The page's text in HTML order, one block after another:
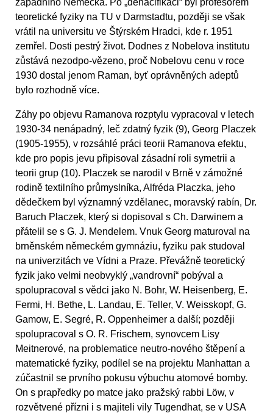
západního Německa. Po „denacifikaci“ byl profesorem
teoretické fyziky na TU v Darmstadtu, později se však
vrátil na universitu ve Štýrském Hradci, kde r. 1951
zemřel. Dosti pestrý život. Dodnes z Nobelova institutu
zůstává nezodpo-vězeno, proč Nobelovu cenu v roce
1930 dostal jenom Raman, byť oprávněných adeptů
bylo rozhodně více.
Záhy po objevu Ramanova rozptylu vypracoval v letech
1930-34 nenápadný, leč zdatný fyzik (9), Georg Placzek
(1905-1955), v rozsáhlé práci teorii Ramanova efektu,
kde pro popis jevu připisoval zásadní roli symetrii a
teorii grup (10). Placzek se narodil v Brně v zámožné
rodině textilního průmyslníka, Alfréda Placzka, jeho
dědečkem byl významný vzdělanec, moravský rabín, Dr.
Baruch Placzek, který si dopisoval s Ch. Darwinem a
přátelil se s G. J. Mendelem. Vnuk Georg maturoval na
brněnském německém gymnáziu, fyziku pak studoval
na univerzitách ve Vídni a Praze. Převážně teoretický
fyzik jako velmi neobvyklý „vandrovní“ pobýval a
spolupracoval s vědci jako N. Bohr, W. Heisenberg, E.
Fermi, H. Bethe, L. Landau, E. Teller, V. Weisskopf, G.
Gamow, E. Segré, R. Oppenheimer a další; později
spolupracoval s O. R. Frischem, synovcem Lisy
Meitnerové, na problematice neutro-nového štěpení a
matematické fyziky, podílel se na projektu Manhattan a
zúčastnil se prvního pokusu výbuchu atomové bomby.
On s prapředky po matce jako pražský rabbi Löw, v
rozvětvené přízni i s majiteli vily Tugendhat, se v USA